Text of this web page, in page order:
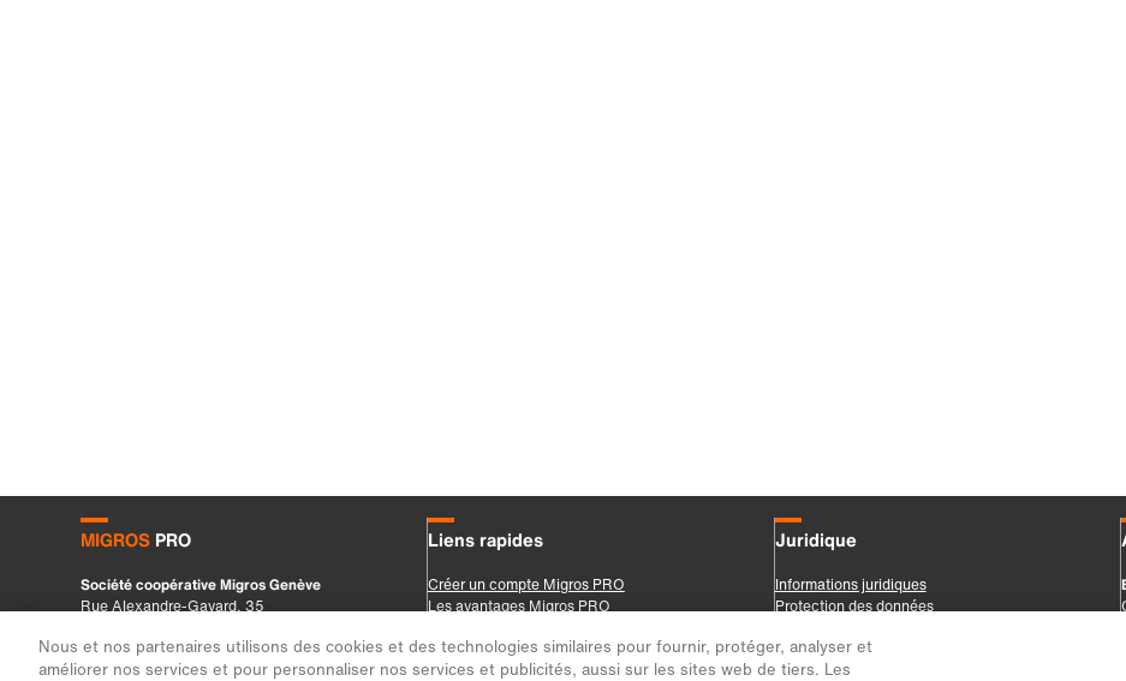
Nous et nos partenaires utilisons des cookies et des technologies similaires pour fournir, protéger, analyser et
améliorer nos services et pour personnaliser nos services et publicités, aussi sur les sites web de tiers. Les